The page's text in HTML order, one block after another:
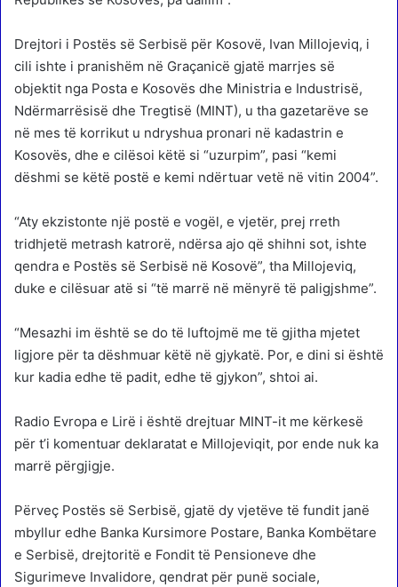
Drejtori i Postës së Serbisë për Kosovë, Ivan Millojeviq, i
cili ishte i pranishëm në Graçanicë gjatë marrjes së
objektit nga Posta e Kosovës dhe Ministria e Industrisë,
Ndërmarrësisë dhe Tregtisë (MINT), u tha gazetarëve se
në mes të korrikut u ndryshua pronari në kadastrin e
Kosovës, dhe e cilësoi këtë si “uzurpim”, pasi “kemi
dëshmi se këtë postë e kemi ndërtuar vetë në vitin 2004”.
“Aty ekzistonte një postë e vogël, e vjetër, prej rreth
tridhjetë metrash katrorë, ndërsa ajo që shihni sot, ishte
qendra e Postës së Serbisë në Kosovë”, tha Millojeviq,
duke e cilësuar atë si “të marrë në mënyrë të paligjshme”.
“Mesazhi im është se do të luftojmë me të gjitha mjetet
ligjore për ta dëshmuar këtë në gjykatë. Por, e dini si është
kur kadia edhe të padit, edhe të gjykon”, shtoi ai.
Radio Evropa e Lirë i është drejtuar MINT-it me kërkesë
për t’i komentuar deklaratat e Millojeviqit, por ende nuk ka
marrë përgjigje.
Përveç Postës së Serbisë, gjatë dy vjetëve të fundit janë
mbyllur edhe Banka Kursimore Postare, Banka Kombëtare
e Serbisë, drejtoritë e Fondit të Pensioneve dhe
Sigurimeve Invalidore, qendrat për punë sociale,